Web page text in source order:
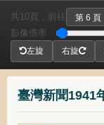
臺灣新聞1941
共 10頁，
前往
影像倍率
左旋 右旋